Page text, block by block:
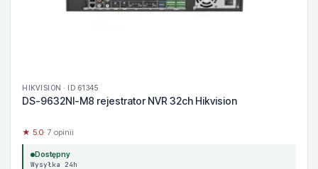
HIKVISION · ID 61345
DS-9632NI-M8 rejestrator NVR 32ch Hikvision
★ 5.0· 7 opinii
Dostępny
Wysyłka 24h